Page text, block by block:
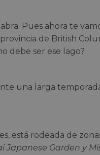
Pues ahora te
de British
debe ser ese lago?
una larga
está rodeada de
Garden y